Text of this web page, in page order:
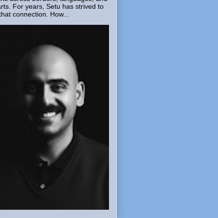
For years, Setu has strived to
connection. How...